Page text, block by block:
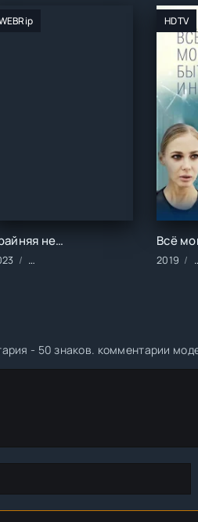
Боевик/Военные/Исторические
Крайняя необходимость (2023)
Сериалы/2023 год/Зарубежные/
HDTV
2019
- 50 знаков. комментарии